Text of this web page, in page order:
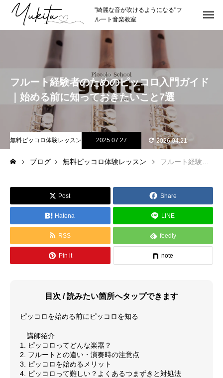
"綺麗な音が吹けるようになる"フ
ルート音楽教室
講師プロフィール
理念やスタイル
推薦者
LESSON レッスン紹介
カリキュラムの詳細
レッスン形式
SCHOOL 教室紹介
最新情報（お知らせ）
アクセス情報
サイトマップ
フルート経験者のためのピッコロ入門ガイド
｜始める前に知っておきたいこと7選
無料ピッコロ体験レッスン 2025.07.27 2026.04.21
ブログ 無料ピッコロ体験レッスン フルート経験者のためのピッコロ入門ガイド｜始める前に知っておきたいこと7選
Post Share
Hatena LINE
RSS feedly
Pin it note
目次 / 読みたい箇所へタップできます
ピッコロを始める前にピッコロを知る
講師紹介
1. ピッコロってどんな楽器？
2. フルートとの違い・演奏時の注意点
3. ピッコロを始めるメリット
4. ピッコロって難しい？よくあるつまずきと対処法